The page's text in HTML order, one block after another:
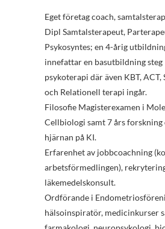
Eget företag coach,
Dipl Samtalsterapeut,
Psykosyntes; en 4-årig
innefattar en basutbildning
psykoterapi där även KBT, ACT,
och Relationell terapi ingår.
Filosofie Magisterexamen i
Cellbiologi samt 7 års forskning
hjärnan på KI.
Erfarenhet av jobbcoachning
arbetsförmedlingen),
läkemedelskonsult.
Ordförande i
hälsoinspiratör, medicinkurser